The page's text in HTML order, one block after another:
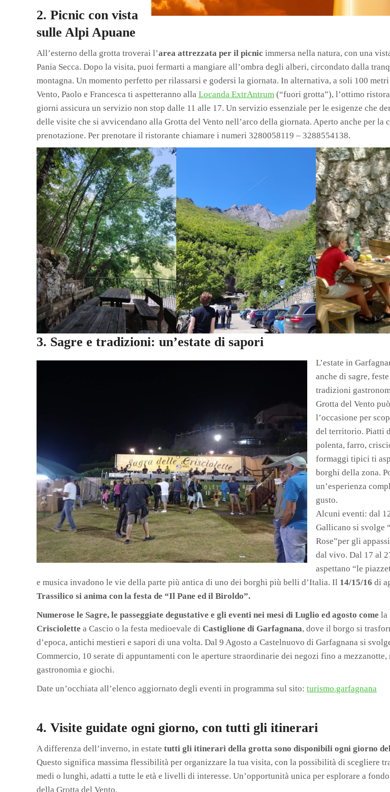
2. Picnic con vista
sulle Alpi Apuane
All’esterno della grotta troverai l’area attrezzata per il picnic immersa nella natura, con una
Pania Secca. Dopo la visita, puoi fermarti a mangiare all’ombra degli alberi, circondato dalla
montagna. Un momento perfetto per rilassarsi e godersi la giornata. In alternativa, a soli 100
Vento, Paolo e Francesca ti aspetteranno alla Locanda ExtrAntrum (“fuori grotta”), l’ottimo
giorni assicura un servizio non stop dalle 11 alle 17. Un servizio essenziale per le esigenze che
delle visite che si avvicendano alla Grotta del Vento nell’arco della giornata. Aperto anche per la
prenotazione. Per prenotare il ristorante chiamare i numeri 3280058119 – 3288554138.
3. Sagre e tradizioni: un’estate di sapori
L’estate in
anche di sagre, feste
tradizioni
Grotta del Vento
l’occasione per
del territorio. Piatti
polenta, farro,
formaggi tipici ti
borghi della zona.
un’esperienza
gusto.
Alcuni eventi: dal
Gallicano si svolge
Rose”per gli
dal vivo. Dal 17 al
aspettano “le
e musica invadono le vie della parte più antica di uno dei borghi più belli d’Italia. Il 14/15/16 di
Trassilico si anima con la festa de “Il Pane ed il Biroldo”.
Numerose le Sagre, le passeggiate degustative e gli eventi nei mesi di Luglio ed agosto come la
Crisciolette a Cascio o la festa medioevale di Castiglione di Garfagnana, dove il borgo si
d’epoca, antichi mestieri e sapori di una volta. Dal 9 Agosto a Castelnuovo di Garfagnana si
Commercio, 10 serate di appuntamenti con le aperture straordinarie dei negozi fino a mezzanotte,
gastronomia e giochi.
Date un’occhiata all’elenco aggiornato degli eventi in programma sul sito: turismo.garfagnana
4. Visite guidate ogni giorno, con tutti gli itinerari
A differenza dell’inverno, in estate tutti gli itinerari della grotta sono disponibili ogni giorno
Questo significa massima flessibilità per organizzare la tua visita, con la possibilità di scegliere
medi o lunghi, adatti a tutte le età e livelli di interesse. Un’opportunità unica per esplorare a
della Grotta del Vento.